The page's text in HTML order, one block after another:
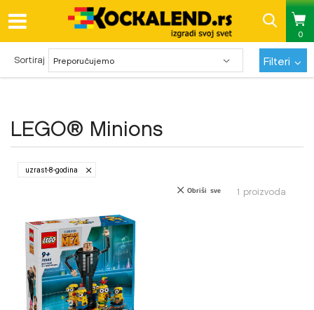
0
Pregled statusa porudžbine
LEGO® Minions
Sortiraj Filteri
uzrast-8-godina
1 proizvoda
Obriši sve